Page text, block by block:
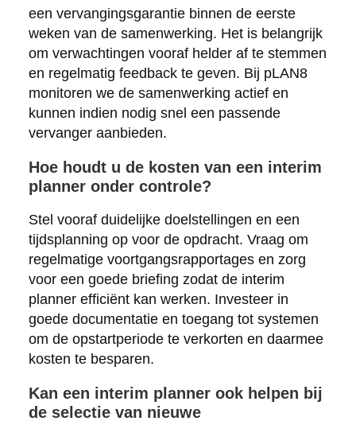
een vervangingsgarantie binnen de eerste
weken van de samenwerking. Het is belangrijk
om verwachtingen vooraf helder af te stemmen
en regelmatig feedback te geven. Bij pLAN8
monitoren we de samenwerking actief en
kunnen indien nodig snel een passende
vervanger aanbieden.
Hoe houdt u de kosten van een interim
planner onder controle?
Stel vooraf duidelijke doelstellingen en een
tijdsplanning op voor de opdracht. Vraag om
regelmatige voortgangsrapportages en zorg
voor een goede briefing zodat de interim
planner efficiënt kan werken. Investeer in
goede documentatie en toegang tot systemen
om de opstartperiode te verkorten en daarmee
kosten te besparen.
Kan een interim planner ook helpen bij
de selectie van nieuwe